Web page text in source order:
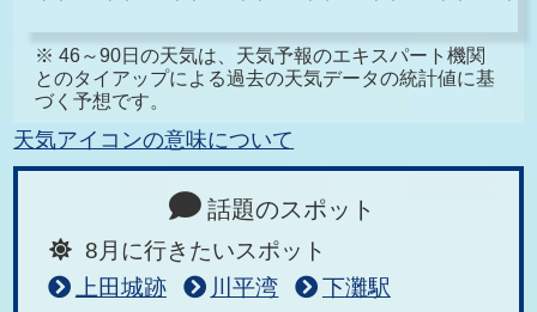
※ 46～90日の天気は、天気予報のエキスパート機関
とのタイアップによる過去の天気データの統計値に基
づく予想です。
天気アイコンの意味について
話題のスポット
8月に行きたいスポット
上田城跡
川平湾
下灘駅